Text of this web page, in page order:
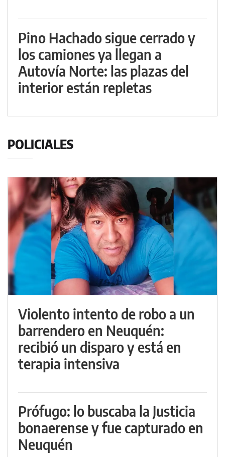
Pino Hachado sigue cerrado y
los camiones ya llegan a
Autovía Norte: las plazas del
interior están repletas
POLICIALES
Violento intento de robo a un
barrendero en Neuquén:
recibió un disparo y está en
terapia intensiva
Prófugo: lo buscaba la Justicia
bonaerense y fue capturado en
Neuquén